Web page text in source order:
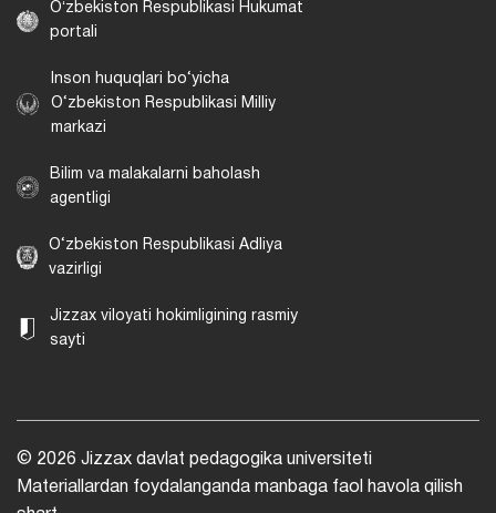
Oʻzbekiston Respublikasi Hukumat
portali
Inson huquqlari bo‘yicha
O‘zbekiston Respublikasi Milliy
markazi
Bilim va malakalarni baholash
agentligi
O‘zbekiston Respublikasi Adliya
vazirligi
Jizzax viloyati hokimligining rasmiy
sayti
© 2026 Jizzax davlat pedagogika universiteti
Materiallardan foydalanganda manbaga faol havola qilish